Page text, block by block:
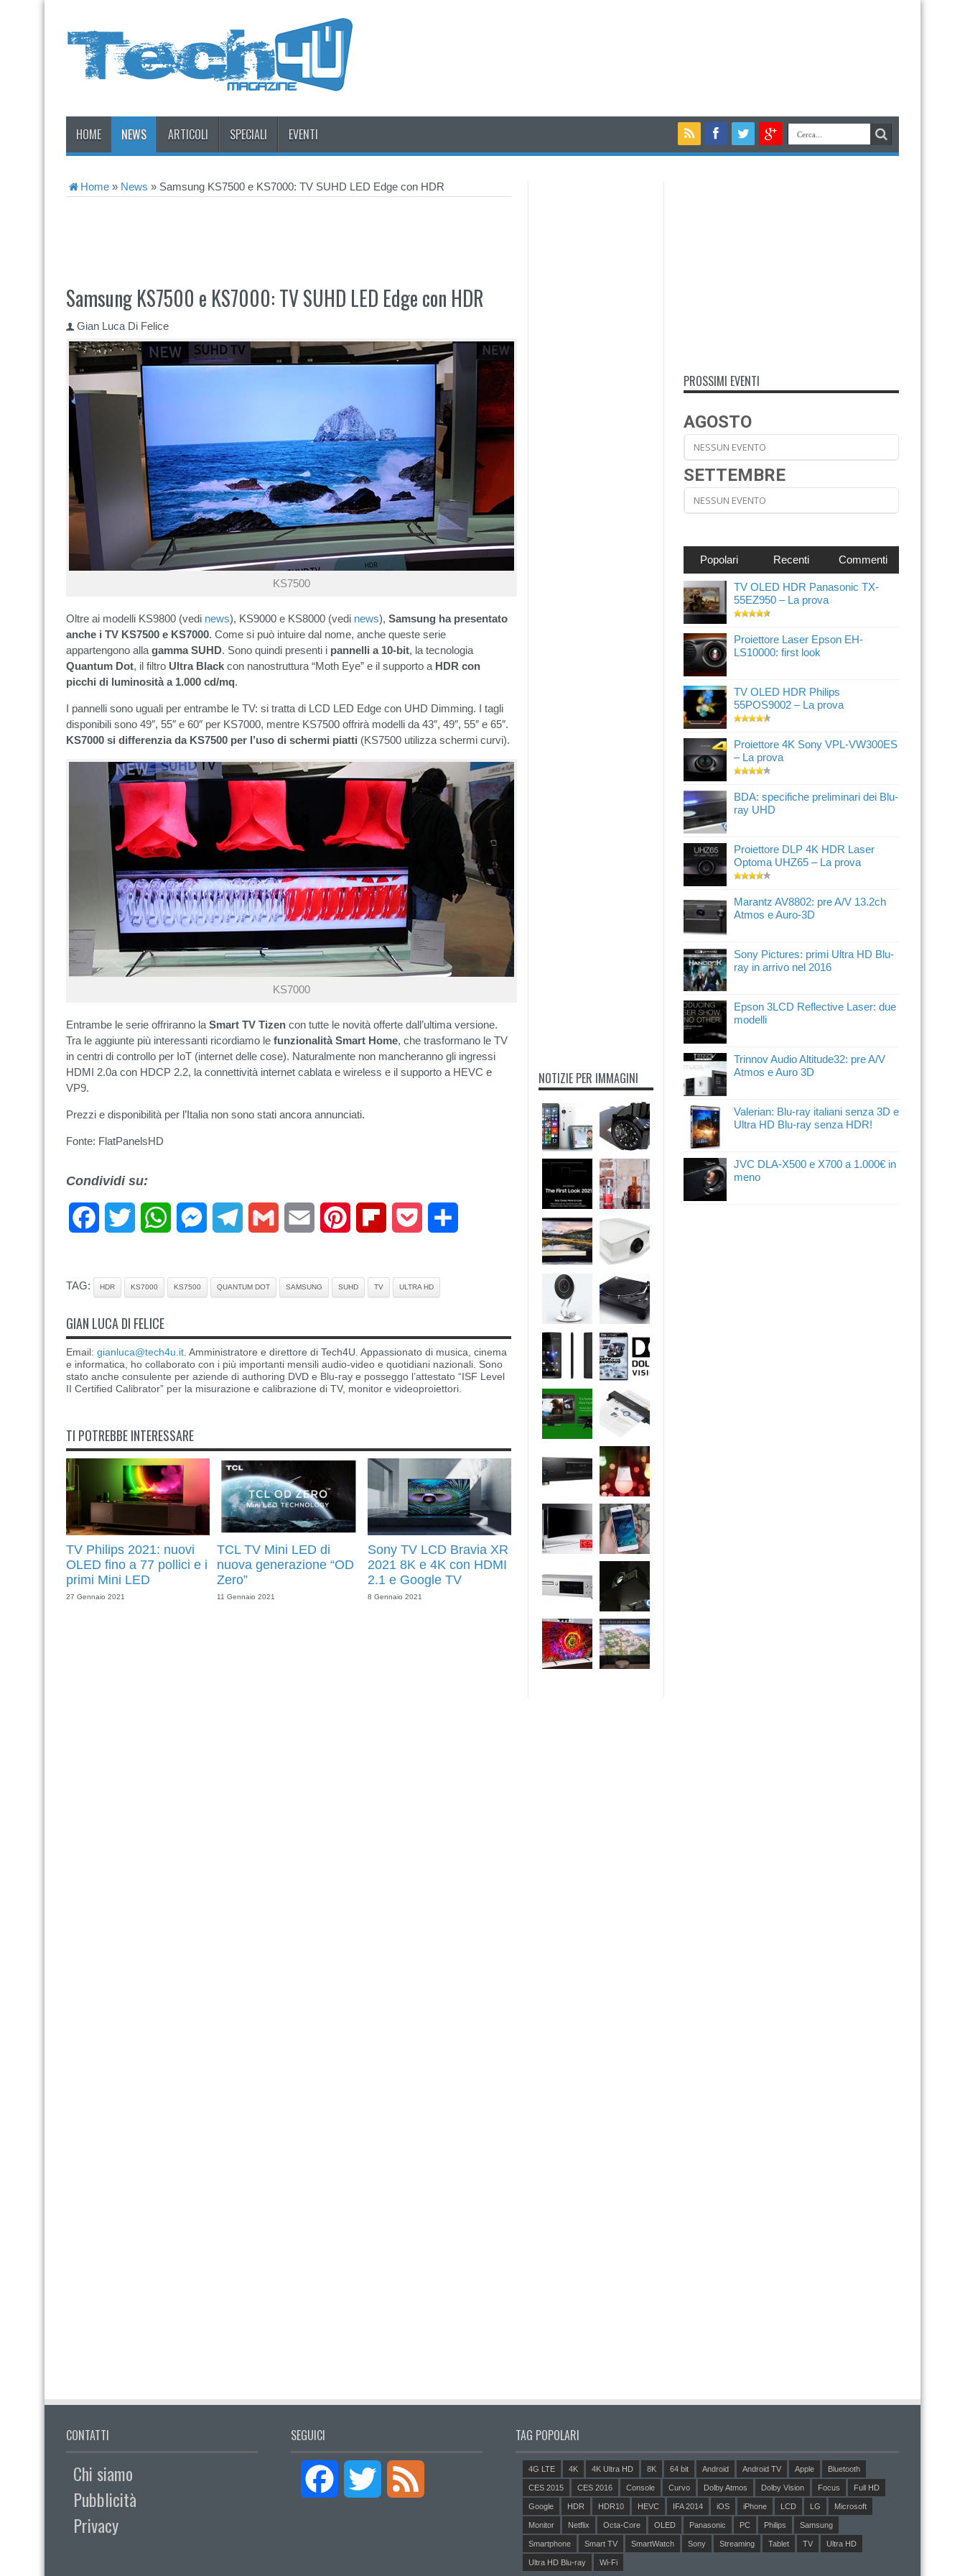
HOME NEWS ARTICOLI SPECIALI EVENTI
Home » News » Samsung KS7500 e KS7000: TV SUHD LED Edge con HDR
Samsung KS7500 e KS7000: TV SUHD LED Edge con HDR
Gian Luca Di Felice
KS7500
Oltre ai modelli KS9800 (vedi news), KS9000 e KS8000 (vedi news), Samsung ha presentato
anche i TV KS7500 e KS7000. Come si può intuire dal nome, anche queste serie
appartengono alla gamma SUHD. Sono quindi presenti i pannelli a 10-bit, la tecnologia
Quantum Dot, il filtro Ultra Black con nanostruttura “Moth Eye” e il supporto a HDR con
picchi di luminosità a 1.000 cd/mq.
I pannelli sono uguali per entrambe le TV: si tratta di LCD LED Edge con UHD Dimming. I tagli
disponibili sono 49″, 55″ e 60″ per KS7000, mentre KS7500 offrirà modelli da 43″, 49″, 55″ e 65″.
KS7000 si differenzia da KS7500 per l’uso di schermi piatti (KS7500 utilizza schermi curvi).
KS7000
Entrambe le serie offriranno la Smart TV Tizen con tutte le novità offerte dall’ultima versione.
Tra le aggiunte più interessanti ricordiamo le funzionalità Smart Home, che trasformano le TV
in centri di controllo per IoT (internet delle cose). Naturalmente non mancheranno gli ingressi
HDMI 2.0a con HDCP 2.2, la connettività internet cablata e wireless e il supporto a HEVC e
VP9.
Prezzi e disponibilità per l’Italia non sono stati ancora annunciati.
Fonte: FlatPanelsHD
Condividi su:
FacebookTwitter WhatsAppMessengerTelegramGmail Email Pinterest FlipboardPocket
TAG: HDR KS7000 KS7500 QUANTUM DOT SAMSUNG SUHD TV ULTRA HD
GIAN LUCA DI FELICE
Email: gianluca@tech4u.it . Amministratore e direttore di Tech4U. Appassionato di musica, cinema
e informatica, ho collaborato con i più importanti mensili audio-video e quotidiani nazionali. Sono
stato anche consulente per aziende di authoring DVD e Blu-ray e posseggo l’attestato “ISF Level
II Certified Calibrator” per la misurazione e calibrazione di TV, monitor e videoproiettori.
TI POTREBBE INTERESSARE
TV Philips 2021: nuovi
OLED fino a 77 pollici e i
primi Mini LED
27 Gennaio 2021
TCL TV Mini LED di
nuova generazione “OD
Zero”
11 Gennaio 2021
Sony TV LCD Bravia XR
2021 8K e 4K con HDMI
2.1 e Google TV
8 Gennaio 2021
NOTIZIE PER IMMAGINI
PROSSIMI EVENTI
AGOSTO
NESSUN EVENTO
SETTEMBRE
NESSUN EVENTO
Popolari Recenti Commenti
TV OLED HDR Panasonic TX-
55EZ950 – La prova
Proiettore Laser Epson EH-
LS10000: first look
TV OLED HDR Philips
55POS9002 – La prova
Proiettore 4K Sony VPL-VW300ES
– La prova
BDA: specifiche preliminari dei Blu-
ray UHD
Proiettore DLP 4K HDR Laser
Optoma UHZ65 – La prova
Marantz AV8802: pre A/V 13.2ch
Atmos e Auro-3D
Sony Pictures: primi Ultra HD Blu-
ray in arrivo nel 2016
Epson 3LCD Reflective Laser: due
modelli
Trinnov Audio Altitude32: pre A/V
Atmos e Auro 3D
Valerian: Blu-ray italiani senza 3D e
Ultra HD Blu-ray senza HDR!
JVC DLA-X500 e X700 a 1.000€ in
meno
CONTATTI
Chi siamo
Pubblicità
Privacy
SEGUICI
Facebook Twitter
TAG POPOLARI
4G LTE 4K 4K Ultra HD 8K 64 bit Android Android TV Apple Bluetooth
CES 2015 CES 2016 Console Curvo Dolby Atmos Dolby Vision Focus Full HD
Google HDR HDR10 HEVC IFA 2014 iOS iPhone LCD LG Microsoft
Monitor Netflix Octa-Core OLED Panasonic PC Philips Samsung
Smartphone Smart TV SmartWatch Sony Streaming Tablet TV Ultra HD
Ultra HD Blu-ray Wi-Fi